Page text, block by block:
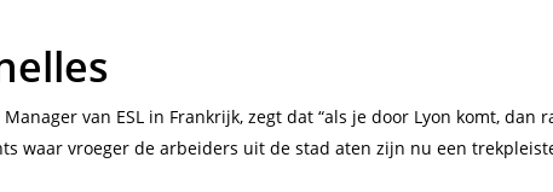
van ESL in Frankrijk, zegt dat “als je door Lyon komt, dan
waar vroeger de arbeiders uit de stad aten zijn nu een